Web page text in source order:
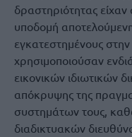
δραστηριότητας
υποδομή
εγκατεστημένους
χρησιμοποιούσαν
εικονικών ιδιωτικών
απόκρυψης της
συστημάτων τους,
διαδικτυακών